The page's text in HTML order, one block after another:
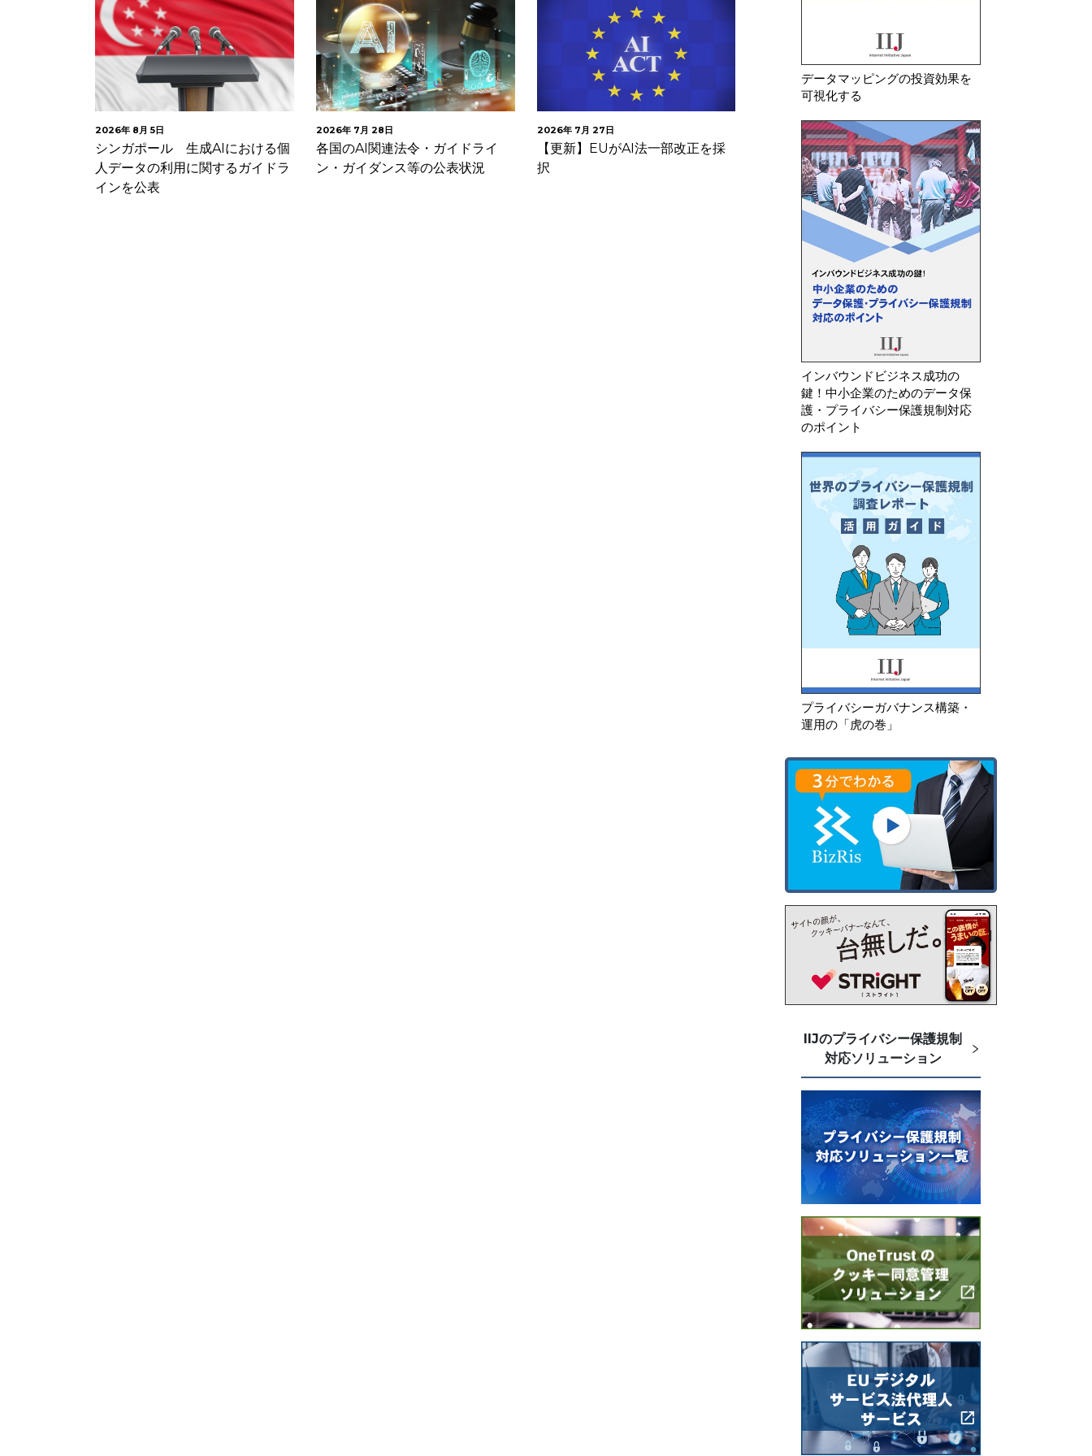
2026年 8月 5日
シンガポール 生成AIにおける個
人データの利用に関するガイドラ
インを公表
2026年 7月 28日
各国のAI関連法令・ガイドライ
ン・ガイダンス等の公表状況
2026年 7月 27日
【更新】EUがAI法一部改正を採
択
2026年 7月 23日
韓国 安全管理措置の不備及び不
要な個人情報を廃棄していなかっ
たことを理由に生活用品メ…
2026年 8月 6日
中国 「情報セキ
個人情報セキュリ
募集案）」に関す
データマッピングの投資効果を
可視化する
インバウンドビジネス成功の
鍵！中小企業のためのデータ保
護・プライバシー保護規制対応
のポイント
プライバシーガバナンス構築・
運用の「虎の巻」
IIJのプライバシー保護規制
対応ソリューション